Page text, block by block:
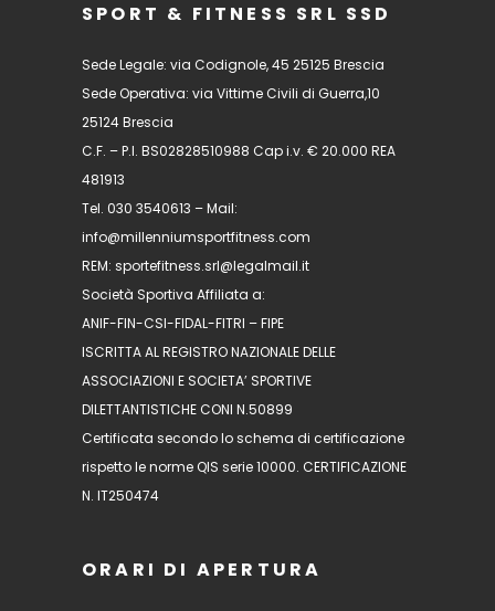
SPORT & FITNESS SRL SSD
Sede Legale: via Codignole, 45 25125 Brescia
Sede Operativa: via Vittime Civili di Guerra,10
25124 Brescia
C.F. – P.I. BS02828510988 Cap i.v. € 20.000 REA
481913
Tel. 030 3540613 – Mail:
info@millenniumsportfitness.com
REM: sportefitness.srl@legalmail.it
Società Sportiva Affiliata a:
ANIF-FIN-CSI-FIDAL-FITRI – FIPE
ISCRITTA AL REGISTRO NAZIONALE DELLE
ASSOCIAZIONI E SOCIETA’ SPORTIVE
DILETTANTISTICHE CONI N.50899
Certificata secondo lo schema di certificazione
rispetto le norme QIS serie 10000. CERTIFICAZIONE
N. IT250474
ORARI DI APERTURA